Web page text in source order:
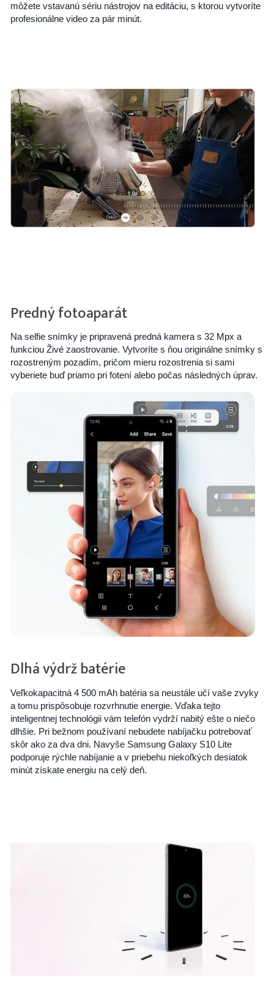
môžete vstavanú sériu nástrojov na editáciu, s ktorou vytvoríte
profesionálne video za pár minút.
Predný fotoaparát
Na selfie snímky je pripravená predná kamera s 32 Mpx a
funkciou Živé zaostrovanie. Vytvoríte s ňou originálne snímky s
rozostreným pozadím, pričom mieru rozostrenia si sami
vyberiete buď priamo pri fotení alebo počas následných úprav.
Dlhá výdrž batérie
Veľkokapacitná 4 500 mAh batéria sa neustále učí vaše zvyky
a tomu prispôsobuje rozvrhnutie energie. Vďaka tejto
inteligentnej technológii vám telefón vydrží nabitý ešte o niečo
dlhšie. Pri bežnom používaní nebudete nabíjačku potrebovať
skôr ako za dva dni. Navyše Samsung Galaxy S10 Lite
podporuje rýchle nabíjanie a v priebehu niekoľkých desiatok
minút získate energiu na celý deň.